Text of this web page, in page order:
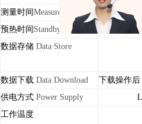
测量时间Measurement Time
预热时间 Standby Time
数据存储 Data Store
数据下载 Data Download 下载操作后
供电方式 Power Supply
工作温度